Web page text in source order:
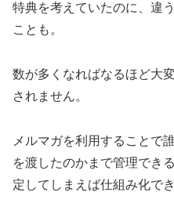
特典を考えていたのに、違
ことも。
数が多くなればなるほど大
されません。
メルマガを利用することで
を渡したのかまで管理でき
定してしまえば仕組み化で